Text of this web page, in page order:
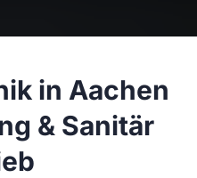
in Aachen
& Sanitär